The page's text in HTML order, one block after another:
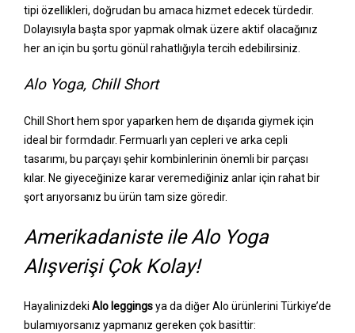
tipi özellikleri, doğrudan bu amaca hizmet edecek türdedir.
Dolayısıyla başta spor yapmak olmak üzere aktif olacağınız
her an için bu şortu gönül rahatlığıyla tercih edebilirsiniz.
Alo Yoga, Chill Short
Chill Short hem spor yaparken hem de dışarıda giymek için
ideal bir formdadır. Fermuarlı yan cepleri ve arka cepli
tasarımı, bu parçayı şehir kombinlerinin önemli bir parçası
kılar. Ne giyeceğinize karar veremediğiniz anlar için rahat bir
şort arıyorsanız bu ürün tam size göredir.
Amerikadaniste ile Alo Yoga
Alışverişi Çok Kolay!
Hayalinizdeki Alo leggingsya da diğer Alo ürünlerini Türkiye’de
bulamıyorsanız yapmanız gereken çok basittir: